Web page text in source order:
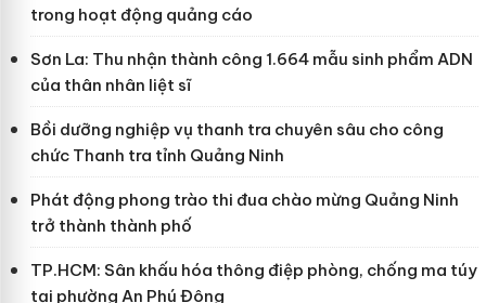
trong hoạt động quảng cáo
Sơn La: Thu nhận thành công 1.664 mẫu sinh phẩm ADN
của thân nhân liệt sĩ
Bồi dưỡng nghiệp vụ thanh tra chuyên sâu cho công
chức Thanh tra tỉnh Quảng Ninh
Phát động phong trào thi đua chào mừng Quảng Ninh
trở thành thành phố
TP.HCM: Sân khấu hóa thông điệp phòng, chống ma túy
tại phường An Phú Đông